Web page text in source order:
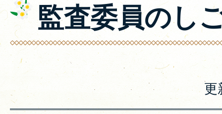
監査委員のし
更